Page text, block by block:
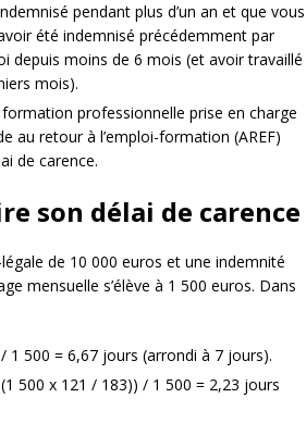
pendant plus d’un an et que vous
été indemnisé précédemment par
depuis moins de 6 mois (et avoir travaillé
mois).
professionnelle prise en charge
au retour à l’emploi-formation (AREF)
de carence.
son délai de carence
de 10 000 euros et une indemnité
mensuelle s’élève à 1 500 euros. Dans
1 500 = 6,67 jours (arrondi à 7 jours).
500 x 121 / 183)) / 1 500 = 2,23 jours